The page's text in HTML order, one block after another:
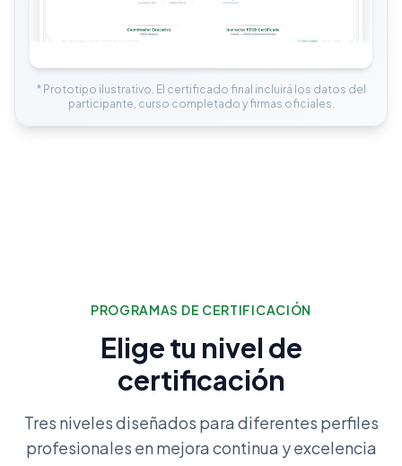
* Prototipo ilustrativo. El certificado final incluirá los datos del
participante, curso completado y firmas oficiales.
PROGRAMAS DE CERTIFICACIÓN
Elige tu nivel de
certificación
Tres niveles diseñados para diferentes perfiles
profesionales en mejora continua y excelencia